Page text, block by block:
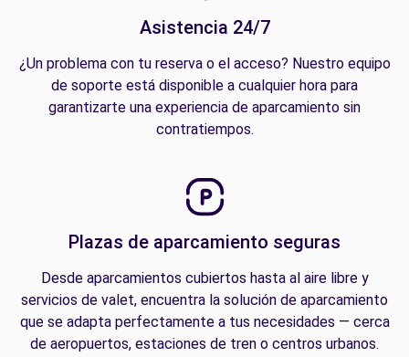
Asistencia 24/7
¿Un problema con tu reserva o el acceso? Nuestro equipo
de soporte está disponible a cualquier hora para
garantizarte una experiencia de aparcamiento sin
contratiempos.
Plazas de aparcamiento seguras
Desde aparcamientos cubiertos hasta al aire libre y
servicios de valet, encuentra la solución de aparcamiento
que se adapta perfectamente a tus necesidades — cerca
de aeropuertos, estaciones de tren o centros urbanos.